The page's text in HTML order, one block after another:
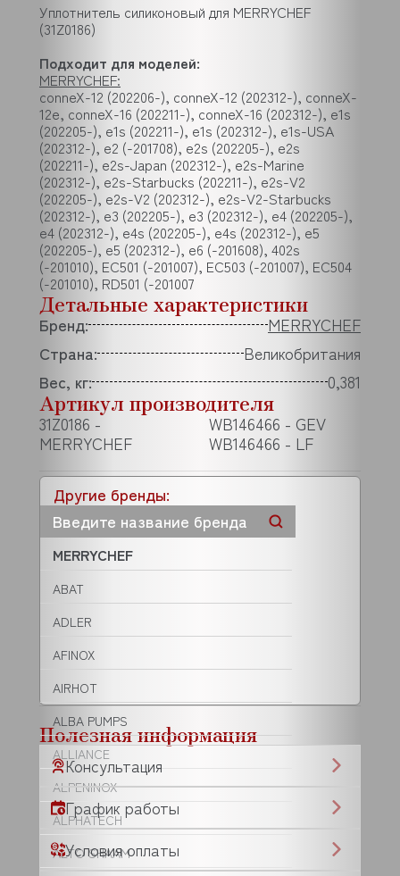
Другие бренды:
MERRYCHEF
ABAT
ADLER
AFINOX
AIRHOT
ALBA PUMPS
ALLIANCE
ALPENINOX
ALPHATECH
ALTO SHAAM
Уплотнитель силиконовый для MERRYCHEF
(31Z0186)
Подходит для моделей:
MERRYCHEF:
conneX-12 (202206-), conneX-12 (202312-), conneX-
12e, conneX-16 (202211-), conneX-16 (202312-), e1s
(202205-), e1s (202211-), e1s (202312-), e1s-USA
(202312-), e2 (-201708), e2s (202205-), e2s
(202211-), e2s-Japan (202312-), e2s-Marine
(202312-), e2s-Starbucks (202211-), e2s-V2
(202205-), e2s-V2 (202312-), e2s-V2-Starbucks
(202312-), e3 (202205-), e3 (202312-), e4 (202205-),
e4 (202312-), e4s (202205-), e4s (202312-), e5
(202205-), e5 (202312-), e6 (-201608), 402s
(-201010), EC501 (-201007), EC503 (-201007), EC504
(-201010), RD501 (-201007
Детальные характеристики
Бренд:
MERRYCHEF
Страна:
Великобритания
Вес, кг:
0,381
Артикул производителя
31Z0186 -
MERRYCHEF
WB146466 - GEV
WB146466 - LF
Полезная информация
Консультация
График работы
Условия оплаты